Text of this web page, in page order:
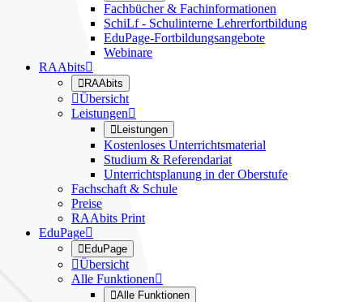
Fachbücher & Fachinformationen
SchiLf - Schulinterne Lehrerfortbildung
EduPage-Fortbildungsangebote
Webinare
RAAbits
RAAbits
Übersicht
Leistungen
Leistungen
Kostenloses Unterrichtsmaterial
Studium & Referendariat
Unterrichtsplanung in der Oberstufe
Fachschaft & Schule
Preise
RAAbits Print
EduPage
EduPage
Übersicht
Alle Funktionen
Alle Funktionen